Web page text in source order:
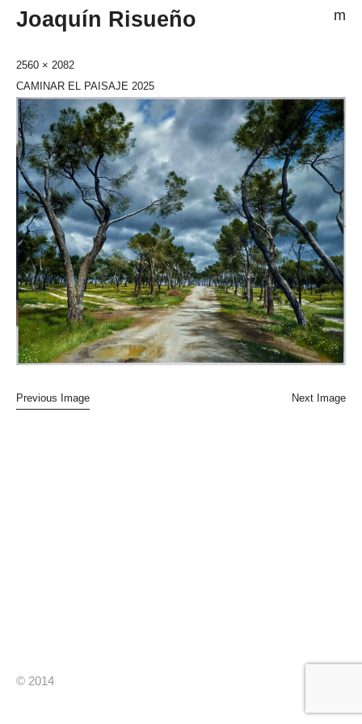
Joaquín Risueño m
© 2014
2560 × 2082
CAMINAR EL PAISAJE 2025
Previous Image Next Image